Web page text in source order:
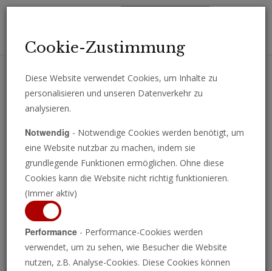
Erhalten Sie wichtige Analysen, Kommentare und Nachrichten
Programm ansehen
Cookie-Zustimmung
Diese Website verwendet Cookies, um Inhalte zu
personalisieren und unseren Datenverkehr zu
analysieren.
Notwendig - Notwendige Cookies werden benötigt, um
eine Website nutzbar zu machen, indem sie
grundlegende Funktionen ermöglichen. Ohne diese
Cookies kann die Website nicht richtig funktionieren.
(Immer aktiv)
Performance - Performance-Cookies werden
verwendet, um zu sehen, wie Besucher die Website
nutzen, z.B. Analyse-Cookies. Diese Cookies können